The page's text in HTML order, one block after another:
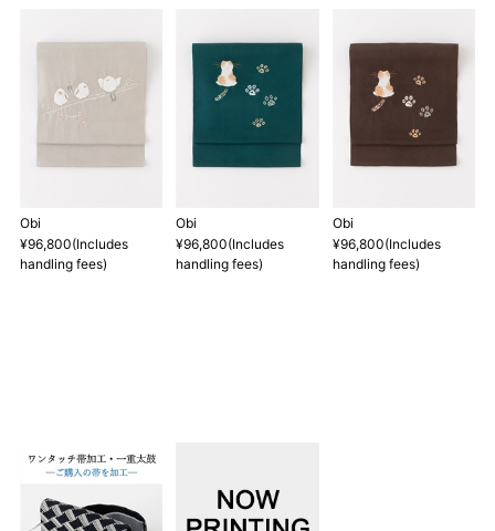
Obi
¥96,800(Includes
handling fees)
Obi
¥96,800(Includes
handling fees)
Obi
¥96,800(Includes
handling fees)